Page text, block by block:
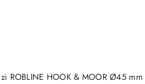
ROBLINE HOOK & MOOR Ø45 mm